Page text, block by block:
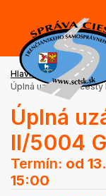
Hlavná stránka
Úplná uzávierka cesty
Úplná
II/5004
Termín: od
15:00